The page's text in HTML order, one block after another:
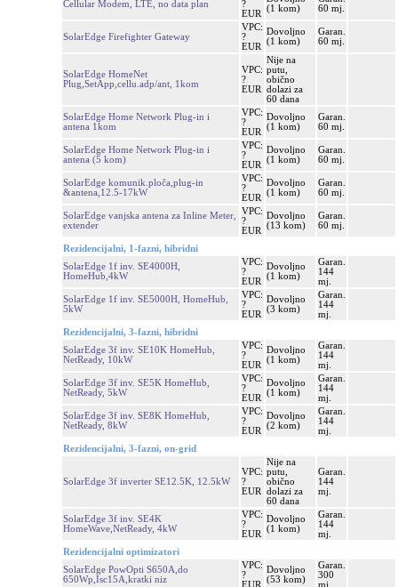
Cellular Modem, LTE, no data plan
?
EUR
(1 kom)
60 mj.
SolarEdge Firefighter Gateway
VPC:
?
EUR
Dovoljno
(1 kom)
Garan.
60 mj.
SolarEdge HomeNet
Plug,SetApp,cellu.adp/ant, 1kom
VPC:
?
EUR
Nije na
putu,
obično
dolazi za
60 dana
SolarEdge Home Network Plug-in i
antena 1kom
VPC:
?
EUR
Dovoljno
(1 kom)
Garan.
60 mj.
SolarEdge Home Network Plug-in i
antena (5 kom)
VPC:
?
EUR
Dovoljno
(1 kom)
Garan.
60 mj.
SolarEdge komunik.ploča,plug-in
&antena,12.5-17kW
VPC:
?
EUR
Dovoljno
(1 kom)
Garan.
60 mj.
SolarEdge vanjska antena za Inline Meter,
extender
VPC:
?
EUR
Dovoljno
(13 kom)
Garan.
60 mj.
Rezidencijalni, 1-fazni, hibridni
SolarEdge 1f inv. SE4000H,
HomeHub,4kW
VPC:
?
EUR
Dovoljno
(1 kom)
Garan.
144
mj.
SolarEdge 1f inv. SE5000H, HomeHub,
5kW
VPC:
?
EUR
Dovoljno
(3 kom)
Garan.
144
mj.
Rezidencijalni, 3-fazni, hibridni
SolarEdge 3f inv. SE10K HomeHub,
NetReady, 10kW
VPC:
?
EUR
Dovoljno
(1 kom)
Garan.
144
mj.
SolarEdge 3f inv. SE5K HomeHub,
NetReady, 5kW
VPC:
?
EUR
Dovoljno
(1 kom)
Garan.
144
mj.
SolarEdge 3f inv. SE8K HomeHub,
NetReady, 8kW
VPC:
?
EUR
Dovoljno
(2 kom)
Garan.
144
mj.
Rezidencijalni, 3-fazni, on-grid
SolarEdge 3f inverter SE12.5K, 12.5kW
VPC:
?
EUR
Nije na
putu,
obično
dolazi za
60 dana
Garan.
144
mj.
SolarEdge 3f inv. SE4K
HomeWave,NetReady, 4kW
VPC:
?
EUR
Dovoljno
(1 kom)
Garan.
144
mj.
Rezidencijalni optimizatori
SolarEdge PowOpti S650A,do
650Wp,Isc15A,kratki niz
VPC:
?
EUR
Dovoljno
(53 kom)
Garan.
300
mj.